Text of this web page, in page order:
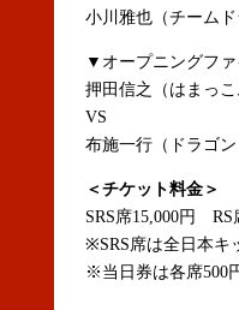
小川雅也（チーム
▼オープニングフ
押田信之（はまっ
VS
布施一行（ドラゴ
＜チケット料金＞
SRS席15,000円
※SRS席は全日本キ
※当日券は各席500